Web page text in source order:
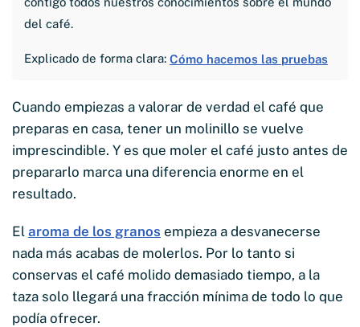
del café.
Explicado de forma clara: Cómo hacemos las pruebas
Cuando empiezas a valorar de verdad el café que
preparas en casa, tener un molinillo se vuelve
imprescindible. Y es que moler el café justo antes de
prepararlo marca una diferencia enorme en el
resultado.
El aroma de los granos empieza a desvanecerse
nada más acabas de molerlos. Por lo tanto si
conservas el café molido demasiado tiempo, a la
taza solo llegará una fracción mínima de todo lo que
podía ofrecer.